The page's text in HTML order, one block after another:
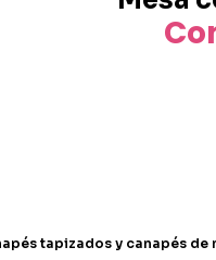
tapizados y canapés de